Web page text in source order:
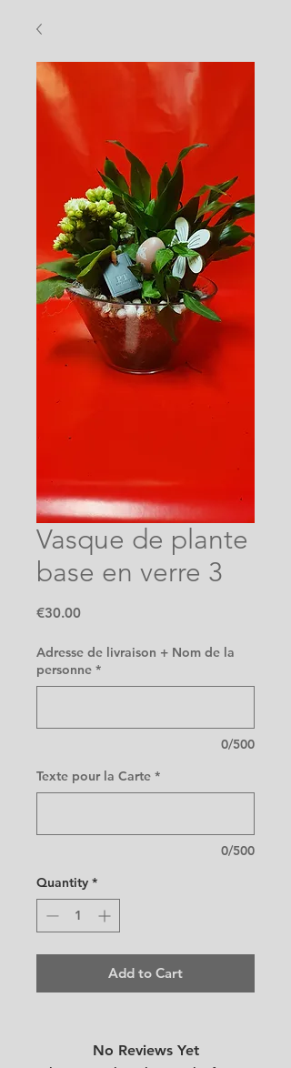
Vasque de plante
base en verre 3
€30.00Price
Adresse de livraison + Nom de la
personne *
0/500
Texte pour la Carte *
0/500
Quantity *
Add to Cart
No Reviews Yet